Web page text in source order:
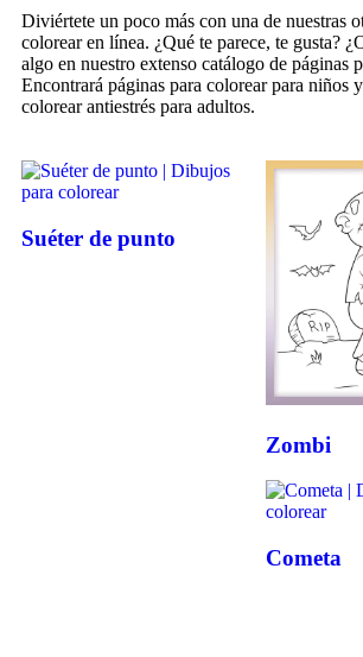
Diviértete un poco más con una de nuestras
colorear en línea. ¿Qué te parece, te gusta?
algo en nuestro extenso catálogo de páginas
Encontrará páginas para colorear para niños
colorear antiestrés para adultos.
Suéter de punto
Zombi
Cometa